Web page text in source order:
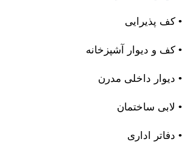
• کف پذیرایی
• کف و دیوار آشپزخانه
• دیوار داخلی مدرن
• لابی ساختمان
• دفاتر اداری